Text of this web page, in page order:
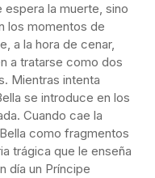
espera la muerte, sino
los momentos de
a la hora de cenar,
a tratarse como dos
Mientras intenta
se introduce en los
Cuando cae la
como fragmentos
trágica que le enseña
día un Príncipe